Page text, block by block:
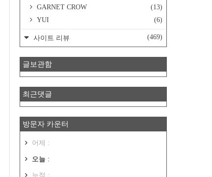
GARNET CROW
(13)
YUI
(6)
사이트 리뷰 (469)
글보관함
최근댓글
방문자 카운터
어제 :
오늘 :
누적 :